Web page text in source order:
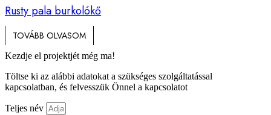
Rusty pala burkolókő
TOVÁBB OLVASOM
Kezdje el projektjét még ma!
Töltse ki az alábbi adatokat a szükséges szolgáltatással
kapcsolatban, és felvesszük Önnel a kapcsolatot
Teljes név